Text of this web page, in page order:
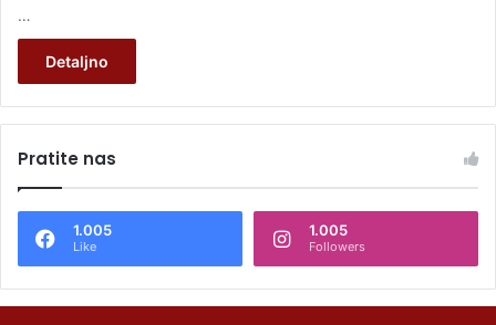
…
Detaljno
Pratite nas
1.005
Like
1.005
Followers